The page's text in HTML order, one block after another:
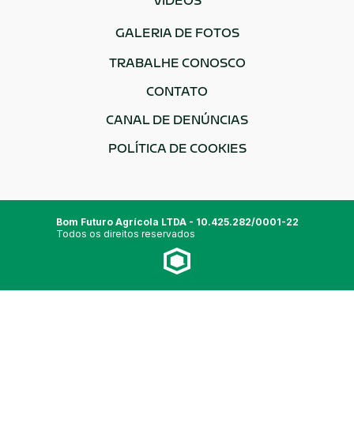
GALERIA DE FOTOS
TRABALHE CONOSCO
CONTATO
CANAL DE DENÚNCIAS
POLÍTICA DE COOKIES
Bom Futuro Agrícola LTDA - 10.425.282/0001-22
Todos os direitos reservados